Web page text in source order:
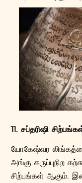
11. சப்தரிஷி
யோகேஷ்வர
அங்கு கருப்புநிற
சிற்பங்கள் ஆகும்.